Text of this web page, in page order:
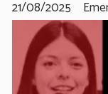
21/08/2025